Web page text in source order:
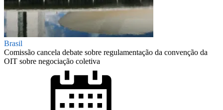
Brasil
Comissão cancela debate sobre regulamentação da convenção da
OIT sobre negociação coletiva